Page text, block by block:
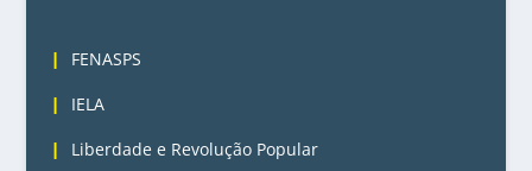
FENASPS
IELA
Liberdade e Revolução Popular